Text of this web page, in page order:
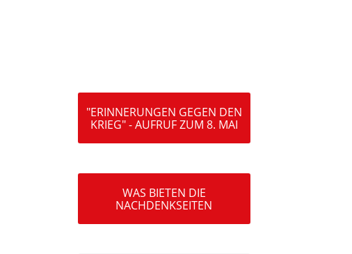
"ERINNERUNGEN GEGEN DEN
KRIEG" - AUFRUF ZUM 8. MAI
WAS BIETEN DIE
NACHDENKSEITEN